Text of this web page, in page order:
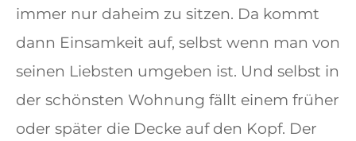
immer nur daheim zu sitzen. Da kommt
dann Einsamkeit auf, selbst wenn man von
seinen Liebsten umgeben ist. Und selbst in
der schönsten Wohnung fällt einem früher
oder später die Decke auf den Kopf. Der